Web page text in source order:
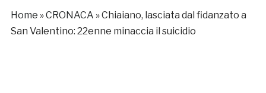
Home »CRONACA »Chiaiano, lasciata dal fidanzato a
San Valentino: 22enne minaccia il suicidio